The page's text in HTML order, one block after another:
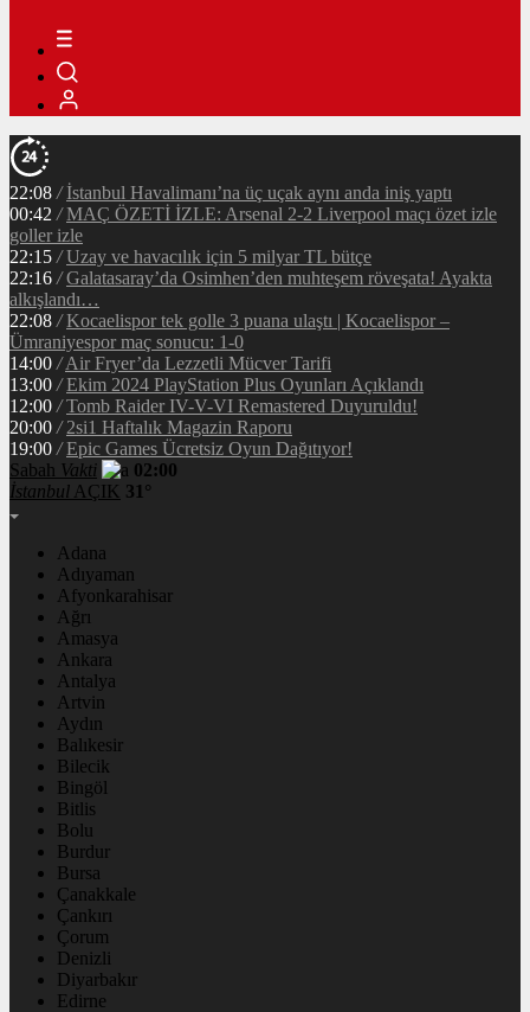
22:08 / İstanbul Havalimanı’na üç uçak aynı anda iniş yaptı
00:42 / MAÇ ÖZETİ İZLE: Arsenal 2-2 Liverpool maçı özet izle
goller izle
22:15 / Uzay ve havacılık için 5 milyar TL bütçe
22:16 / Galatasaray’da Osimhen’den muhteşem röveşata! Ayakta
alkışlandı…
22:08 / Kocaelispor tek golle 3 puana ulaştı | Kocaelispor –
Ümraniyespor maç sonucu: 1-0
14:00 / Air Fryer’da Lezzetli Mücver Tarifi
13:00 / Ekim 2024 PlayStation Plus Oyunları Açıklandı
12:00 / Tomb Raider IV-V-VI Remastered Duyuruldu!
20:00 / 2si1 Haftalık Magazin Raporu
19:00 / Epic Games Ücretsiz Oyun Dağıtıyor!
Sabah Vakti
02:00
İstanbul AÇIK 31°
Adana
Adıyaman
Afyonkarahisar
Ağrı
Amasya
Ankara
Antalya
Artvin
Aydın
Balıkesir
Bilecik
Bingöl
Bitlis
Bolu
Burdur
Bursa
Çanakkale
Çankırı
Çorum
Denizli
Diyarbakır
Edirne